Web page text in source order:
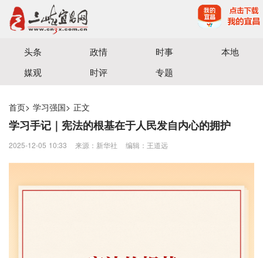
宜昌三峡融媒体中心主办
头条 政情 时事
本地
媒观
时评 专题
首页> 学习强国> 正文
学习手记｜宪法的根基在于人民发自内心的拥护
2025-12-05 10:33 来源：新华社 编辑：王道远